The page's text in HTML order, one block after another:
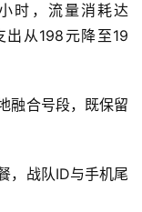
时，流量消耗达
出从198元降至19
融合号段，既保留
，战队ID与手机尾